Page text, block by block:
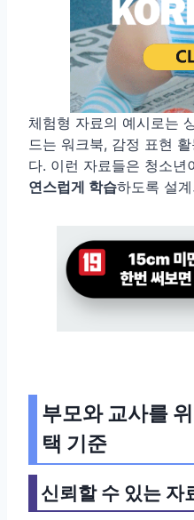
체험형 자료의 예시로는
드는 워크북, 감정 표현
다. 이런 자료들은 청소년
연스럽게 학습하도록 설
부모와 교사를
택 기준
신뢰할 수 있는 자